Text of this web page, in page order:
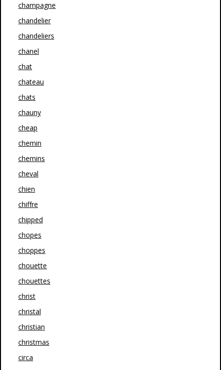
champagne
chandelier
chandeliers
chanel
chat
chateau
chats
chauny
cheap
chemin
chemins
cheval
chien
chiffre
chipped
chopes
choppes
chouette
chouettes
christ
christal
christian
christmas
circa